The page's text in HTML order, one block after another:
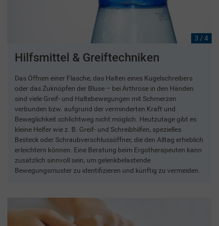
3 / 4
Hilfsmittel & Greiftechniken
Das Öffnen einer Flasche, das Halten eines Kugelschreibers
oder das Zuknöpfen der Bluse – bei Arthrose in den Händen
sind viele Greif- und Haltebewegungen mit Schmerzen
verbunden bzw. aufgrund der verminderten Kraft und
Beweglichkeit schlichtweg nicht möglich. Heutzutage gibt es
kleine Helfer wie z. B. Greif- und Schreibhilfen, spezielles
Besteck oder Schraubverschlussöffner, die den Alltag erheblich
erleichtern können. Eine Beratung beim Ergotherapeuten kann
zusätzlich sinnvoll sein, um gelenkbelastende
Bewegungsmuster zu identifizieren und künftig zu vermeiden.